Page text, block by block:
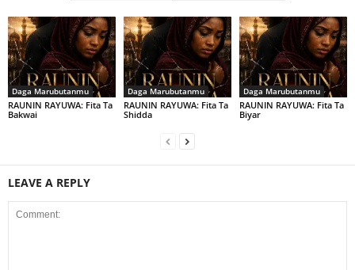
Daga Marubutanmu
RAUNIN RAYUWA: Fita Ta
Bakwai
Daga Marubutanmu
RAUNIN RAYUWA: Fita Ta
Shidda
Daga Marubutanmu
RAUNIN RAYUWA: Fita Ta
Biyar
LEAVE A REPLY